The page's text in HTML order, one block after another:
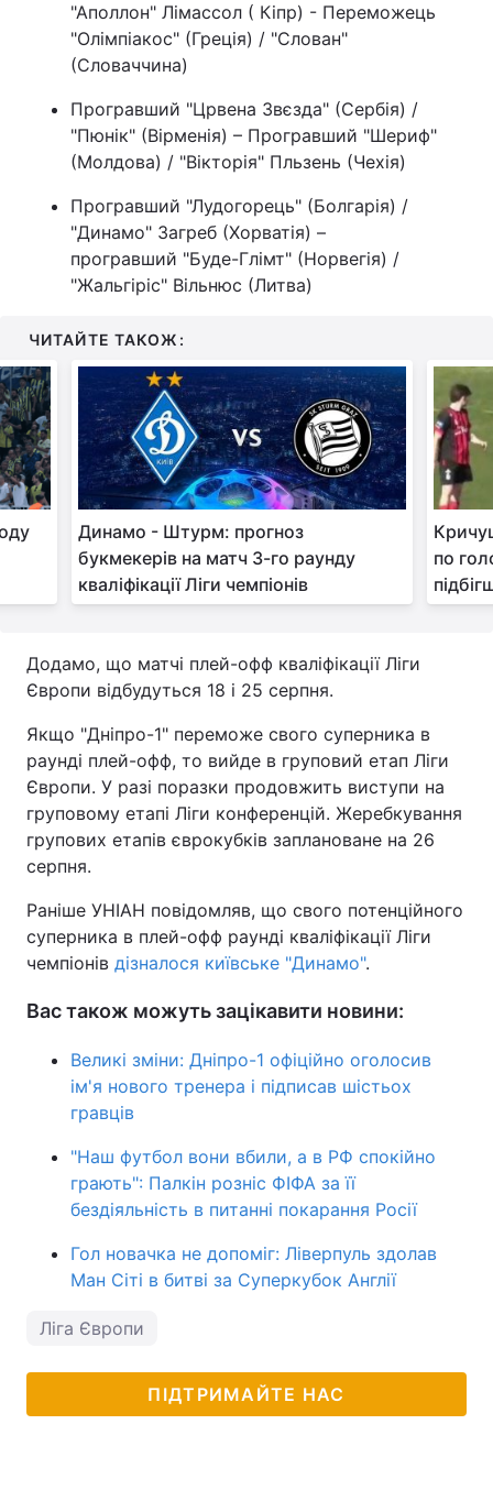
"Аполлон" Лімассол ( Кіпр) - Переможець
"Олімпіакос" (Греція) / "Слован"
(Словаччина)
Програвший "Црвена Звєзда" (Сербія) /
"Пюнік" (Вірменія) – Програвший "Шериф"
(Молдова) / "Вікторія" Пльзень (Чехія)
Програвший "Лудогорець" (Болгарія) /
"Динамо" Загреб (Хорватія) –
програвший "Буде-Глімт" (Норвегія) /
"Жальгіріс" Вільнюс (Литва)
ЧИТАЙТЕ ТАКОЖ:
Динамо - Штурм: прогноз
букмекерів на матч 3-го раунду
кваліфікації Ліги чемпіонів
по
Додамо, що матчі плей-офф кваліфікації Ліги
Європи відбудуться 18 і 25 серпня.
Якщо "Дніпро-1" переможе свого суперника в
раунді плей-офф, то вийде в груповий етап Ліги
Європи. У разі поразки продовжить виступи на
груповому етапі Ліги конференцій. Жеребкування
групових етапів єврокубків заплановане на 26
серпня.
Раніше УНІАН повідомляв, що свого потенційного
суперника в плей-офф раунді кваліфікації Ліги
чемпіонів дізналося київське "Динамо".
Вас також можуть зацікавити новини:
Великі зміни: Дніпро-1 офіційно оголосив
ім'я нового тренера і підписав шістьох
гравців
"Наш футбол вони вбили, а в РФ спокійно
грають": Палкін розніс ФІФА за її
бездіяльність в питанні покарання Росії
Гол новачка не допоміг: Ліверпуль здолав
Ман Сіті в битві за Суперкубок Англії
Ліга Європи
ПІДТРИМАЙТЕ НАС